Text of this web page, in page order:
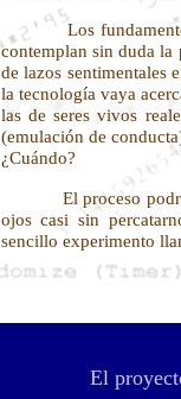
Los
contemplan sin duda
de lazos sentimentales
la tecnología vaya
las de seres vivos
(emulación de
¿Cuándo?
El proceso
ojos casi sin
sencillo experimento
El